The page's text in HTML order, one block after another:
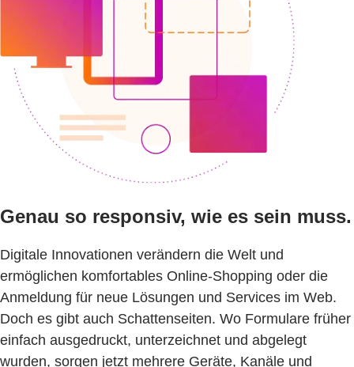
Genau so responsiv, wie es sein muss.
Digitale Innovationen verändern die Welt und
ermöglichen komfortables Online-Shopping oder die
Anmeldung für neue Lösungen und Services im Web.
Doch es gibt auch Schattenseiten. Wo Formulare früher
einfach ausgedruckt, unterzeichnet und abgelegt
wurden, sorgen jetzt mehrere Geräte, Kanäle und